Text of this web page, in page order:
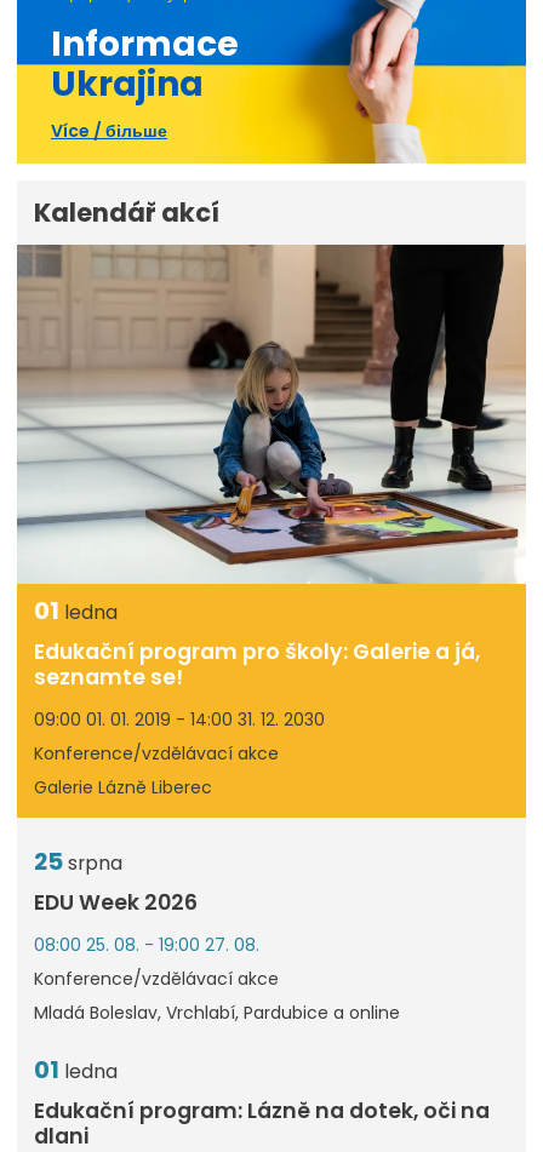
Informace
Ukrajina
Více / більше
Kalendář akcí
01 ledna
Edukační program pro školy: Galerie a já,
seznamte se!
09:00 01. 01. 2019 - 14:00 31. 12. 2030
Konference/vzdělávací akce
Galerie Lázně Liberec
25srpna
EDU Week 2026
08:00 25. 08. - 19:00 27. 08.
Konference/vzdělávací akce
Mladá Boleslav, Vrchlabí, Pardubice a online
01 ledna
Edukační program: Lázně na dotek, oči na
dlani